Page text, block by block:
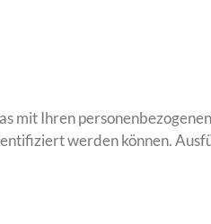
Ihren
werden können.